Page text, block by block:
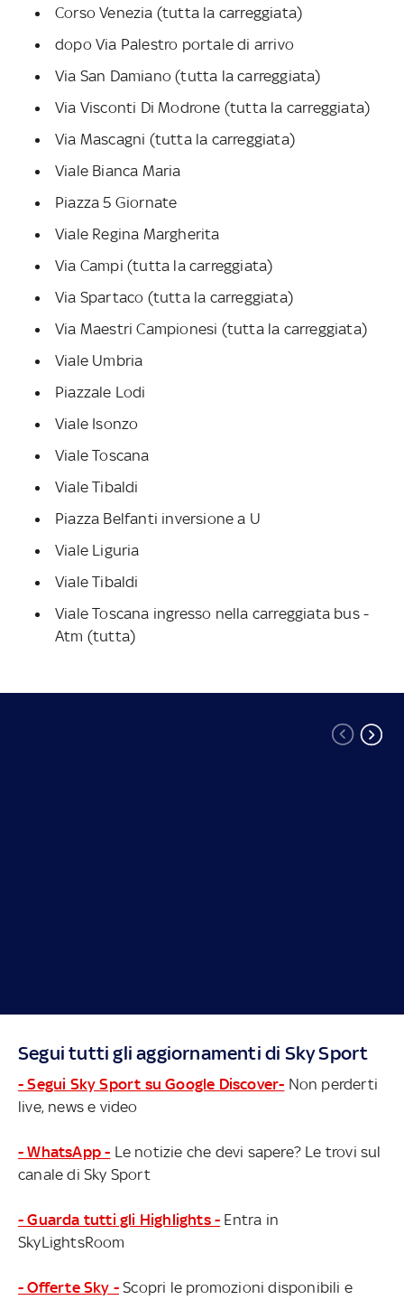
Corso Venezia (tutta la carreggiata)
dopo Via Palestro portale di arrivo
Via San Damiano (tutta la carreggiata)
Via Visconti Di Modrone (tutta la carreggiata)
Via Mascagni (tutta la carreggiata)
Viale Bianca Maria
Piazza 5 Giornate
Viale Regina Margherita
Via Campi (tutta la carreggiata)
Via Spartaco (tutta la carreggiata)
Via Maestri Campionesi (tutta la carreggiata)
Viale Umbria
Piazzale Lodi
Viale Isonzo
Viale Toscana
Viale Tibaldi
Piazza Belfanti inversione a U
Viale Liguria
Viale Tibaldi
Viale Toscana ingresso nella carreggiata bus -
Atm (tutta)
Segui tutti gli aggiornamenti di Sky Sport
- Segui Sky Sport su Google Discover- Non perderti
live, news e video
- WhatsApp - Le notizie che devi sapere? Le trovi sul
canale di Sky Sport
- Guarda tutti gli Highlights - Entra in
SkyLightsRoom
- Offerte Sky - Scopri le promozioni disponibili e